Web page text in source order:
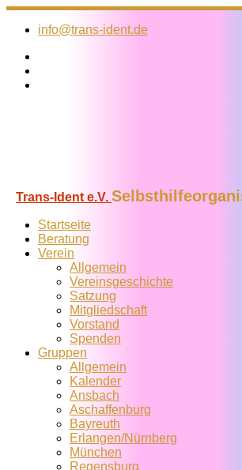
Zum
Inhalt
info@trans-ident.de
Trans-Ident e.V.
Startseite
Beratung
Verein
Allgemein
Vereins­geschichte
Satzung
Mitglied­schaft
Vorstand
Spenden
Gruppen
Allgemein
Kalender
Ansbach
Aschaffenburg
Bayreuth
Erlangen/Nürnberg
München
Regensburg